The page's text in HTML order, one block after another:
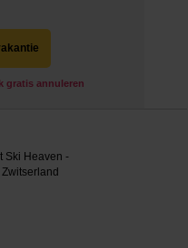
gratis annuleren